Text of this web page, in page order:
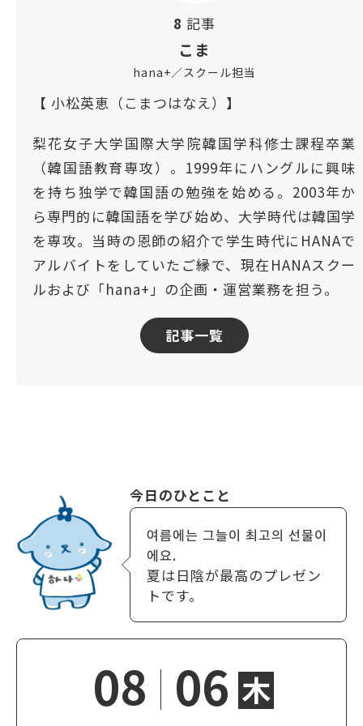
8 記事
こま
hana+／スクール担当
【 小松英恵（こまつはなえ）】
梨花女子大学国際大学院韓国学科修士課程卒業
（韓国語教育専攻）。1999年にハングルに興味
を持ち独学で韓国語の勉強を始める。2003年か
ら専門的に韓国語を学び始め、大学時代は韓国学
を専攻。当時の恩師の紹介で学生時代にHANAで
アルバイトをしていたご縁で、現在HANAスクー
ルおよび「hana+」の企画・運営業務を担う。
記事一覧
今日のひとこと
여름에는 그늘이 최고의 선물이
에요.
夏は日陰が最高のプレゼン
トです。
08 06 木